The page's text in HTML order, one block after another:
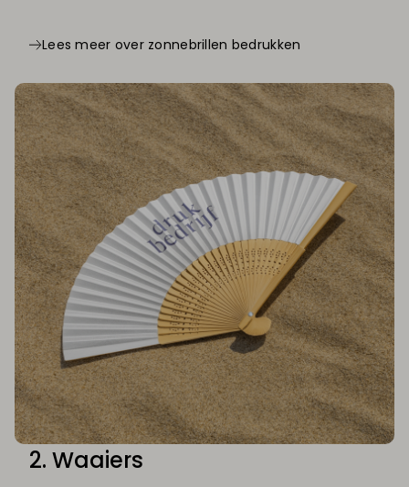
Lees meer over zonnebrillen bedrukken
2. Waaiers